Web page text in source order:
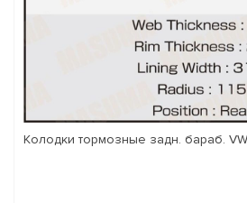
Колодки тормозные задн. бараб.